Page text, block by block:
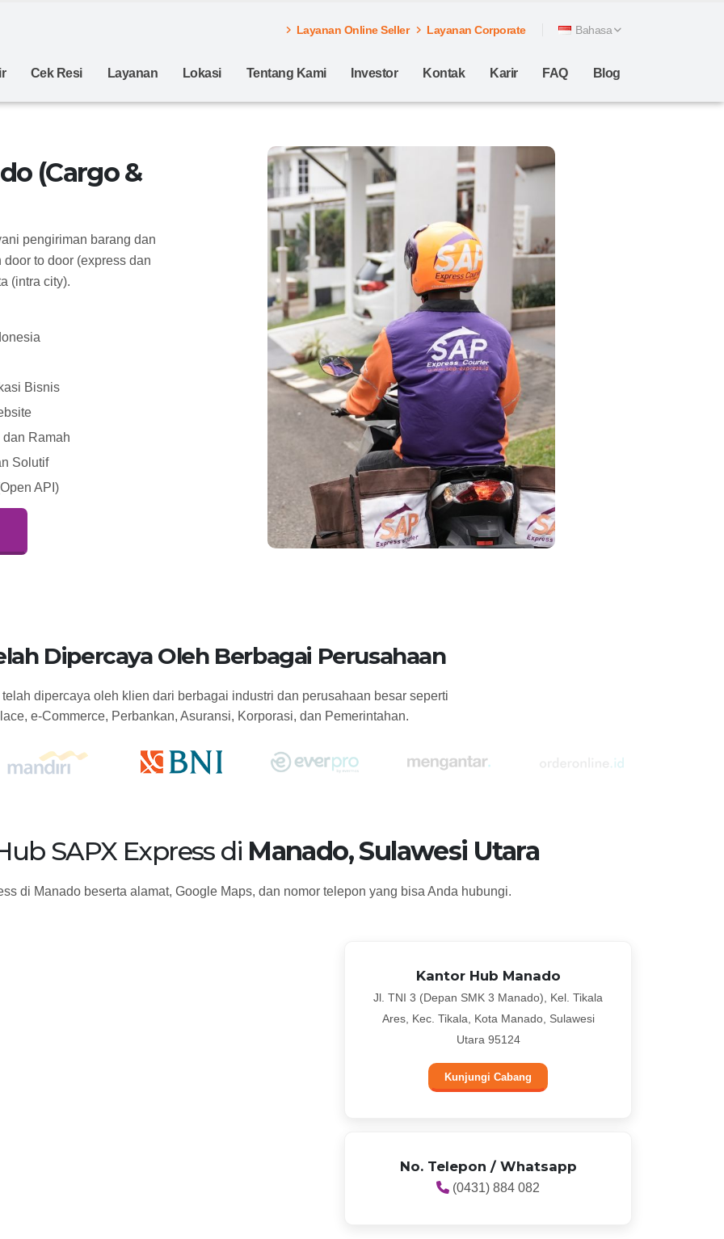
Layanan Online Seller Layanan Corporate Bahasa
Cek Resi Layanan Lokasi Tentang Kami Investor Kontak Karir FAQ Blog
(Cargo &
pengiriman barang dan
to door (express dan
(intra city).
Bisnis
Ramah
Solutif
API)
Dipercaya Oleh Berbagai Perusahaan
dipercaya oleh klien dari berbagai industri dan perusahaan besar seperti
e-Commerce, Perbankan, Asuransi, Korporasi, dan Pemerintahan.
SAPX Express di Manado, Sulawesi Utara
di Manado beserta alamat, Google Maps, dan nomor telepon yang bisa Anda hubungi.
Kantor Hub Manado
Jl. TNI 3 (Depan SMK 3 Manado), Kel. Tikala
Ares, Kec. Tikala, Kota Manado, Sulawesi
Utara 95124
Kunjungi Cabang
No. Telepon / Whatsapp
(0431) 884 082